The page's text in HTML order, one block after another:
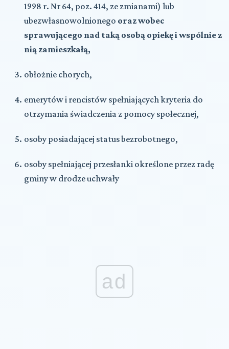
1998 r. Nr 64, poz. 414, ze zmianami) lub
ubezwłasnowolnionego oraz wobec
sprawującego nad taką osobą opiekę i wspólnie z
nią zamieszkałą,
obłożnie chorych,
emerytów i rencistów spełniających kryteria do
otrzymania świadczenia z pomocy społecznej,
osoby posiadającej status bezrobotnego,
osoby spełniającej przesłanki określone przez radę
gminy w drodze uchwały
ad